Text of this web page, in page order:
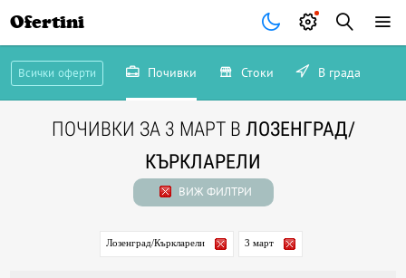
Ofertini
Всички оферти Почивки Стоки В града
ПОЧИВКИ ЗА 3 МАРТ В ЛОЗЕНГРАД/
КЪРКЛАРЕЛИ
ВИЖ ФИЛТРИ
Лозенград/Къркларели 3 март